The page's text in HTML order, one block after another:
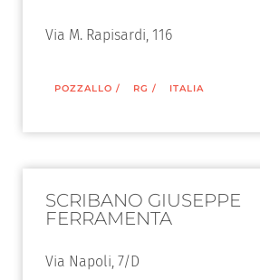
Via M. Rapisardi, 116
POZZALLO / RG / ITALIA
SCRIBANO GIUSEPPE
FERRAMENTA
Via Napoli, 7/D